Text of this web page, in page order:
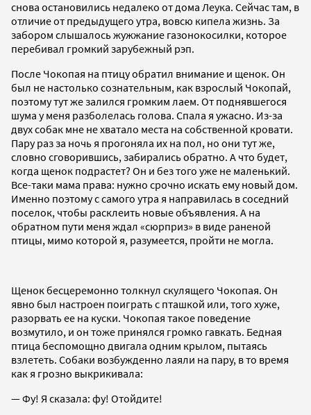
снова остановились недалеко от дома Леука. Сейчас там, в
отличие от предыдущего утра, вовсю кипела жизнь. За
забором слышалось жужжание газонокосилки, которое
перебивал громкий зарубежный рэп.
После Чокопая на птицу обратил внимание и щенок. Он
был не настолько сознательным, как взрослый Чокопай,
поэтому тут же залился громким лаем. От поднявшегося
шума у меня разболелась голова. Спала я ужасно. Из-за
двух собак мне не хватало места на собственной кровати.
Пару раз за ночь я прогоняла их на пол, но они тут же,
словно сговорившись, забирались обратно. А что будет,
когда щенок подрастет? Он и без того уже не маленький.
Все-таки мама права: нужно срочно искать ему новый дом.
Именно поэтому с самого утра я направилась в соседний
поселок, чтобы расклеить новые объявления. А на
обратном пути меня ждал «сюрприз» в виде раненой
птицы, мимо которой я, разумеется, пройти не могла.
Щенок бесцеремонно толкнул скулящего Чокопая. Он
явно был настроен поиграть с пташкой или, того хуже,
разорвать ее на куски. Чокопая такое поведение
возмутило, и он тоже принялся громко гавкать. Бедная
птица беспомощно двигала одним крылом, пытаясь
взлететь. Собаки возбужденно лаяли на пару, в то время
как я грозно выкрикивала:
— Фу! Я сказала: фу! Отойдите!